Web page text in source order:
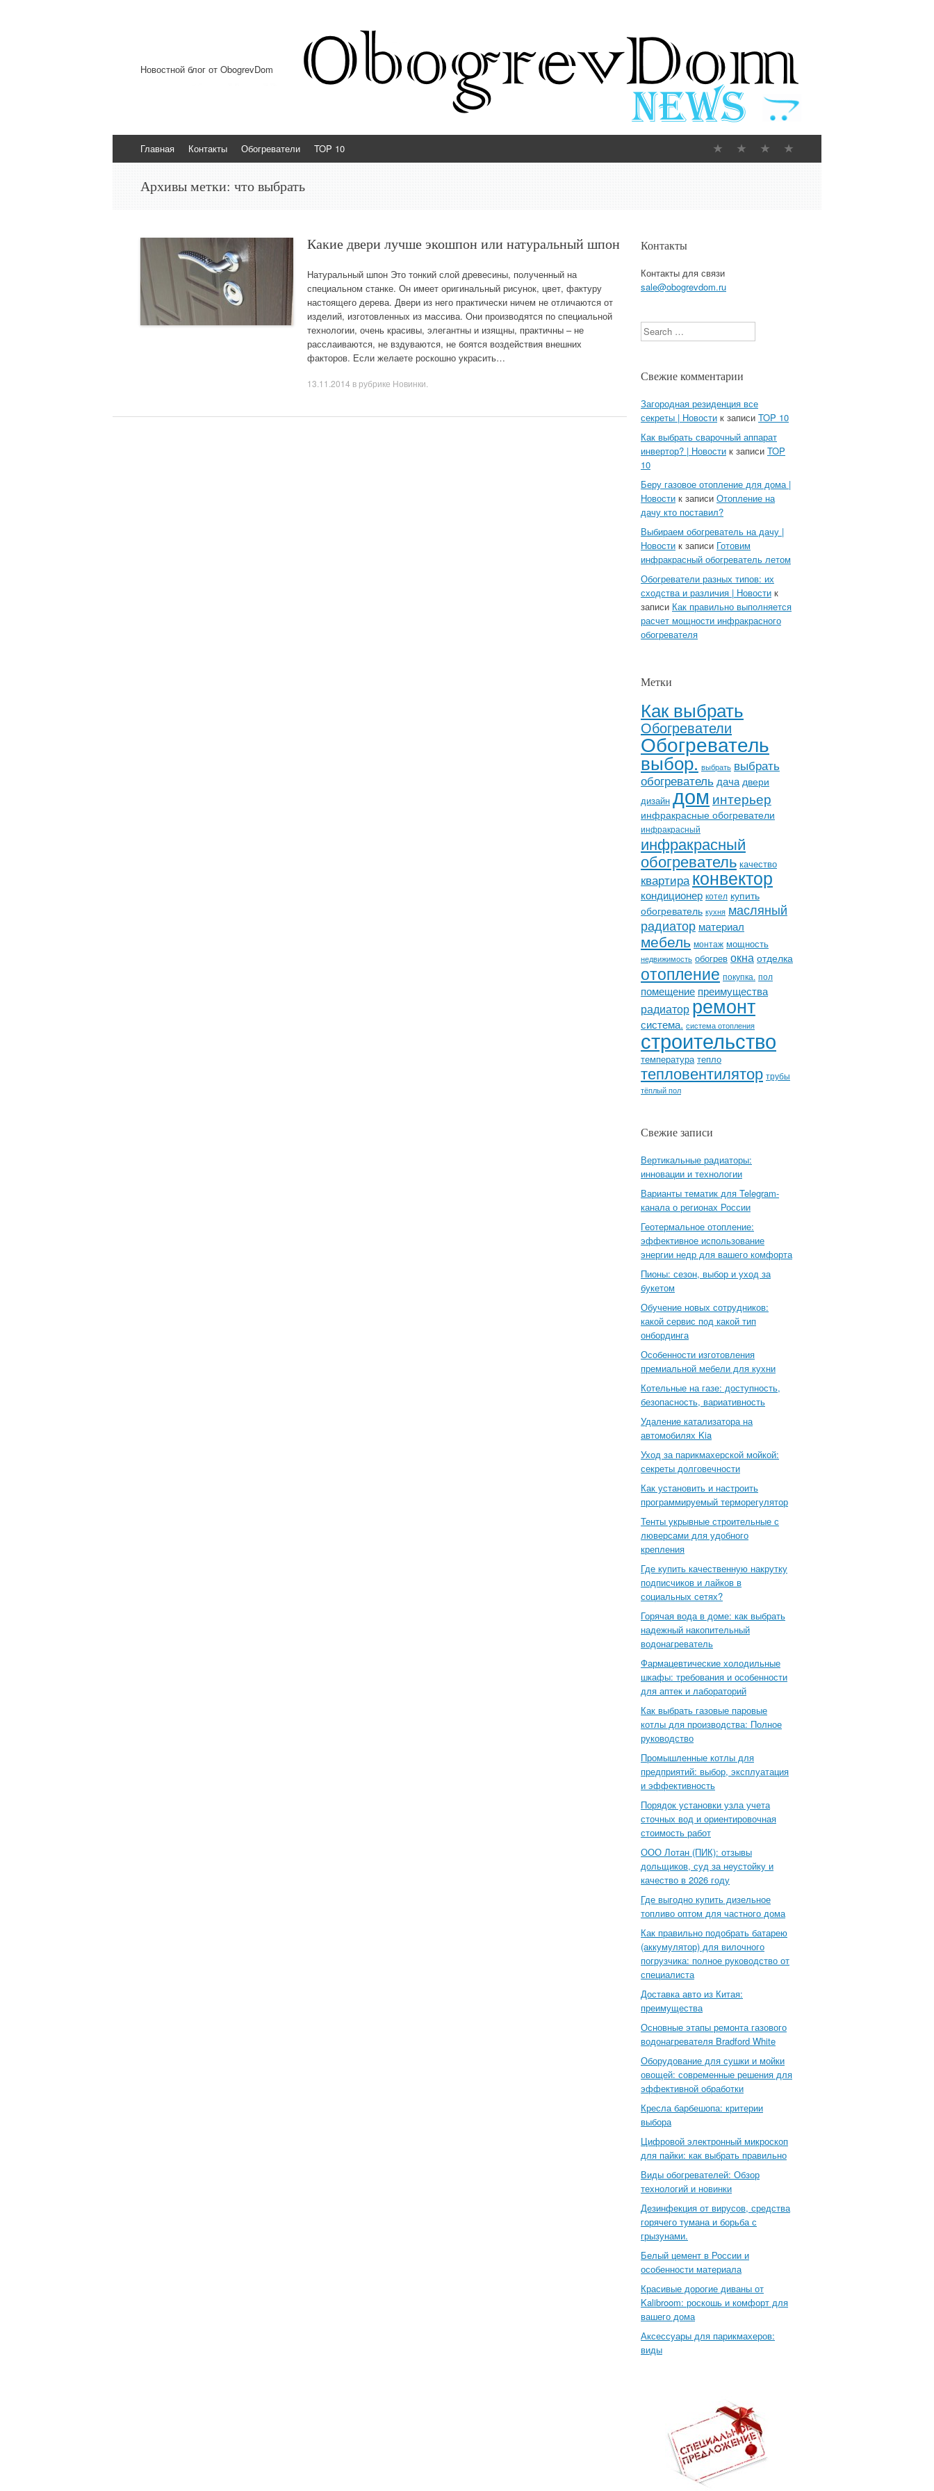
Новостной блог от ObogrevDom
Перейти к содержимому
Главная Контакты Обогреватели TOP 10
Архивы метки: что выбрать
Какие двери лучше экошпон или натуральный шпон
Натуральный шпон Это тонкий слой древесины, полученный на
специальном станке. Он имеет оригинальный рисунок, цвет, фактуру
настоящего дерева. Двери из него практически ничем не отличаются от
изделий, изготовленных из массива. Они производятся по специальной
технологии, очень красивы, элегантны и изящны, практичны – не
расслаиваются, не вздуваются, не боятся воздействия внешних
факторов. Если желаете роскошно украсить…
13.11.2014 в рубрике Новинки
Контакты
Контакты для связи
sale@obogrevdom.ru
Search
Свежие комментарии
Загородная резиденция все
секреты | Новости к записи TOP 10
Как выбрать сварочный аппарат
инвертор? | Новости к записи TOP
10
Беру газовое отопление для дома |
Новости к записи Отопление на
дачу кто поставил?
Выбираем обогреватель на дачу |
Новости к записи Готовим
инфракрасный обогреватель летом
Обогреватели разных типов: их
сходства и различия | Новости к
записи Как правильно выполняется
расчет мощности инфракрасного
обогревателя
Метки
Как выбрать
Обогреватели
Обогреватель
выбор. выбрать выбрать
обогреватель дача двери
дизайн доминтерьер
инфракрасные обогреватели
инфракрасный
инфракрасный
обогреватель качество
квартираконвектор
кондиционер котел купить
обогреватель кухня масляный
радиатор материал
мебель монтаж мощность
недвижимость обогрев окна отделка
отопление покупка. пол
помещение преимущества
радиаторремонт
система. система отопления
строительство
температура тепло
тепловентилятор трубы
тёплый пол
Свежие записи
Вертикальные радиаторы:
инновации и технологии
Варианты тематик для Telegram-
канала о регионах России
Геотермальное отопление:
эффективное использование
энергии недр для вашего комфорта
Пионы: сезон, выбор и уход за
букетом
Обучение новых сотрудников:
какой сервис под какой тип
онбординга
Особенности изготовления
премиальной мебели для кухни
Котельные на газе: доступность,
безопасность, вариативность
Удаление катализатора на
автомобилях Kia
Уход за парикмахерской мойкой:
секреты долговечности
Как установить и настроить
программируемый терморегулятор
Тенты укрывные строительные с
люверсами для удобного
крепления
Где купить качественную накрутку
подписчиков и лайков в
социальных сетях?
Горячая вода в доме: как выбрать
надежный накопительный
водонагреватель
Фармацевтические холодильные
шкафы: требования и особенности
для аптек и лабораторий
Как выбрать газовые паровые
котлы для производства: Полное
руководство
Промышленные котлы для
предприятий: выбор, эксплуатация
и эффективность
Порядок установки узла учета
сточных вод и ориентировочная
стоимость работ
ООО Лотан (ПИК): отзывы
дольщиков, суд за неустойку и
качество в 2026 году
Где выгодно купить дизельное
топливо оптом для частного дома
Как правильно подобрать батарею
(аккумулятор) для вилочного
погрузчика: полное руководство от
специалиста
Доставка авто из Китая:
преимущества
Основные этапы ремонта газового
водонагревателя Bradford White
Оборудование для сушки и мойки
овощей: современные решения для
эффективной обработки
Кресла барбешопа: критерии
выбора
Цифровой электронный микроскоп
для пайки: как выбрать правильно
Виды обогревателей: Обзор
технологий и новинки
Дезинфекция от вирусов, средства
горячего тумана и борьба с
грызунами.
Белый цемент в России и
особенности материала
Красивые дорогие диваны от
Kalibroom: роскошь и комфорт для
вашего дома
Аксессуары для парикмахеров:
виды